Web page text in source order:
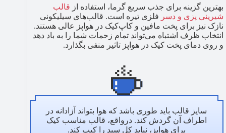
بهترین گزینه برای جذب سریع گرما، استفاده از قالب
شیرینی پزی و دسر فلزی تیره است. قالب‌های سیلیکونی
نازک نیز برای پخت مافین و کاپ‌کیک در هواپز عالی هستند.
انتخاب ظرف اشتباه می‌تواند تمام زحمات شما را به باد دهد
و روی دمای پخت کیک در هواپز تاثیر منفی بگذارد.
سایز قالب باید طوری باشد که هوا بتواند آزادانه در
اطراف آن گردش کند. درواقع، قالب مناسب کیک
برای هواپز، نباید کل سبد را کیپ کند.